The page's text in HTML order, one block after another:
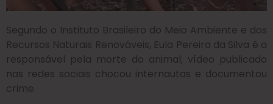
Segundo o Instituto Brasileiro do Meio Ambiente e dos
Recursos Naturais Renováveis, Eula Pereira da Silva é a
responsável pela morte do animal; vídeo publicado
nas redes sociais chocou internautas e documentou
crime